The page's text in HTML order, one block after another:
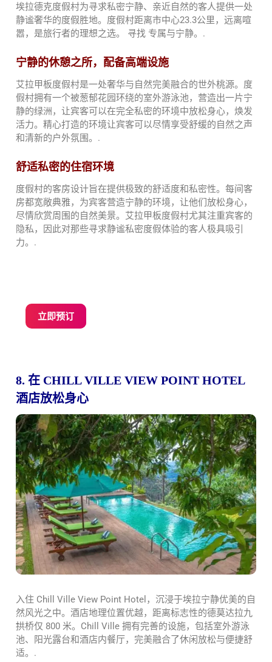
埃拉德克度假村为寻求私密宁静、亲近自然的客人提供一处
静谧奢华的度假胜地。度假村距离市中心23.3公里，远离喧
嚣，是旅行者的理想之选。 寻找 专属与宁静。.
宁静的休憩之所，配备高端设施
艾拉甲板度假村是一处奢华与自然完美融合的世外桃源。度
假村拥有一个被葱郁花园环绕的室外游泳池，营造出一片宁
静的绿洲，让宾客可以在完全私密的环境中放松身心，焕发
活力。精心打造的环境让宾客可以尽情享受舒缓的自然之声
和清新的户外氛围。.
舒适私密的住宿环境
度假村的客房设计旨在提供极致的舒适度和私密性。每间客
房都宽敞典雅，为宾客营造宁静的环境，让他们放松身心，
尽情欣赏周围的自然美景。艾拉甲板度假村尤其注重宾客的
隐私，因此对那些寻求静谧私密度假体验的客人极具吸引
力。.
立即预订
8. 在 CHILL VILLE VIEW POINT HOTEL
酒店放松身心
入住 Chill Ville View Point Hotel，沉浸于埃拉宁静优美的自
然风光之中。酒店地理位置优越，距离标志性的德莫达拉九
拱桥仅 800 米。Chill Ville 拥有完善的设施，包括室外游泳
池、阳光露台和酒店内餐厅，完美融合了休闲放松与便捷舒
适。.